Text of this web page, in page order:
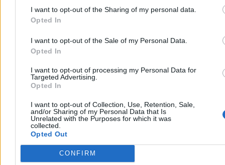
I want to opt-out of the Sharing of my personal data.
Opted In
I want to opt-out of the Sale of my Personal Data.
Opted In
I want to opt-out of processing my Personal Data for
Targeted Advertising.
Opted In
I want to opt-out of Collection, Use, Retention, Sale,
and/or Sharing of my Personal Data that Is
Unrelated with the Purposes for which it was
collected.
Opted Out
CONFIRM
Kraj